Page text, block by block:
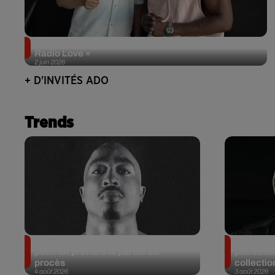
2 juin 2026
Radio Love »
+ D'INVITÉS ADO
Trends
4 août 2026
procès
3 août 2026